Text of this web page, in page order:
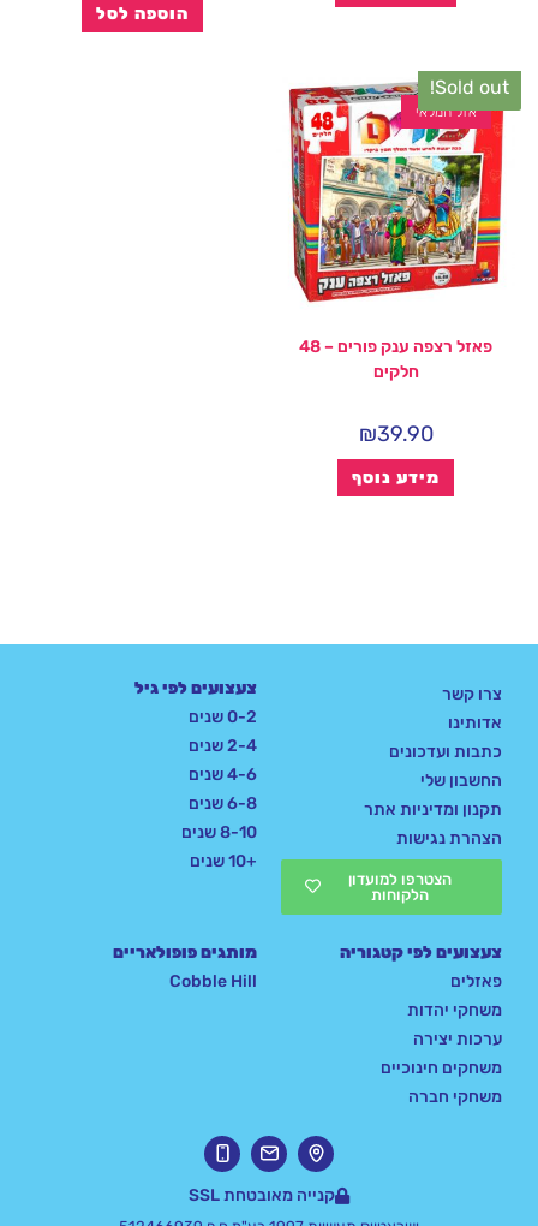
הוספה לסל
Sold out!
אזל המלאי
פאזל רצפה ענק פורים – 48
חלקים
₪39.90
מידע נוסף
צרו קשר
אדותינו
כתבות ועדכונים
החשבון שלי
תקנון ומדיניות אתר
הצהרת נגישות
הצטרפו למועדון
הלקוחות
צעצועים לפי גיל
0-2 שנים
2-4 שנים
4-6 שנים
6-8 שנים
8-10 שנים
+10 שנים
צעצועים לפי קטגוריה
פאזלים
משחקי יהדות
ערכות יצירה
משחקים חינוכיים
משחקי חברה
מותגים פופולאריים
Cobble Hill
קנייה מאובטחת SSL